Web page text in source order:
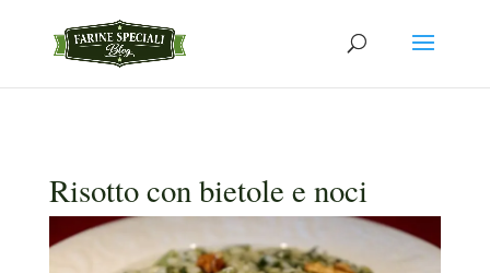
Risotto con bietole e noci